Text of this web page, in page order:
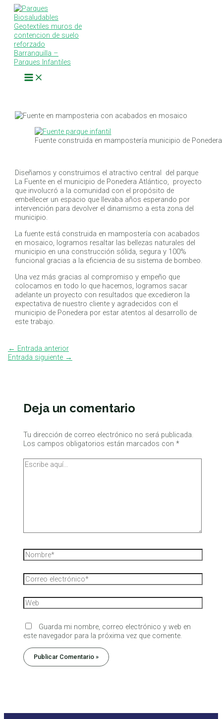
contenido
Menu
Fuente construida en mampostería municipio de Ponedera
Diseñamos y construimos el atractivo central del parque
La Fuente en el municipio de Ponedera Atlántico, proyecto
que involucró a la comunidad con el propósito de
embellecer un espacio que llevaba años esperando por
intervención para devolver el dinamismo a esta zona del
municipio.
La fuente está construida en mampostería con acabados
en mosaico, logramos resaltar las bellezas naturales del
municipio en una construcción sólida, segura y 100%
funcional gracias a la eficiencia de su sistema de bombeo.
Una vez más gracias al compromiso y empeño que
colocamos en todo lo que hacemos, logramos sacar
adelante un proyecto con resultados que excedieron la
expectativa de nuestro cliente y agradecidos con el
municipio de Ponedera por estar atentos al desarrollo de
este trabajo.
Navegación
de
entradas
← Entrada anterior
Entrada siguiente →
Deja un comentario
Tu dirección de correo electrónico no será publicada.
Los campos obligatorios están marcados con*
Escribe
aquí...
Nombre*
Correo
electrónico*
Web
Guarda mi nombre, correo electrónico y web en
este navegador para la próxima vez que comente.